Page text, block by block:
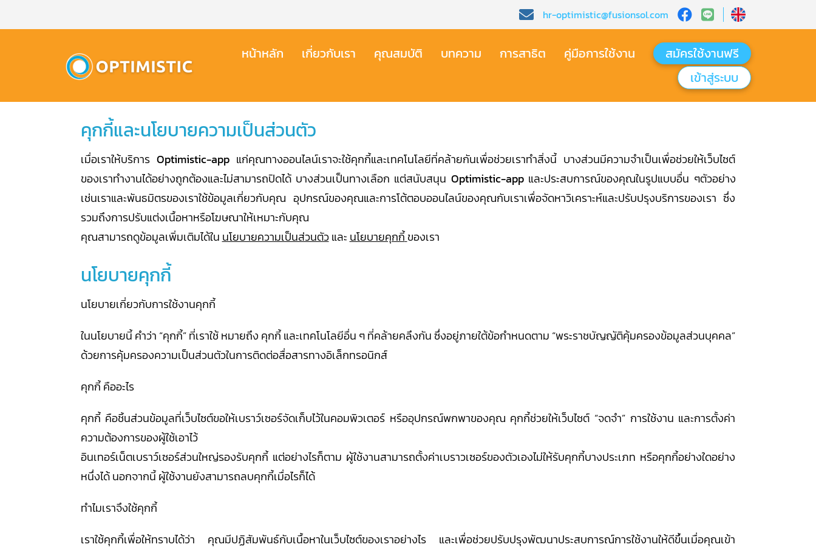
hr-optimistic@fusionsol.com
หน้าหลัก​ เกี่ยวกับเรา​ คุณสมบัติ​ บทความ การสาธิต คู่มือการใช้งาน
สมัครใช้งานฟรี
เข้าสู่ระบบ​
คุกกี้และนโยบายความเป็นส่วนตัว
เมื่อเราให้บริการ Optimistic-appแก่คุณทางออนไลน์เราจะใช้คุกกี้และเทคโนโลยีที่คล้ายกันเพื่อช่วยเราทำสิ่งนี้ บางส่วนมีความจำเป็นเพื่อช่วยให้เว็บไซต์
ของเราทำงานได้อย่างถูกต้องและไม่สามารถปิดได้ บางส่วนเป็นทางเลือก แต่สนับสนุน Optimistic-app และประสบการณ์ของคุณในรูปแบบอื่น ๆตัวอย่าง
เช่นเราและพันธมิตรของเราใช้ข้อมูลเกี่ยวกับคุณ อุปกรณ์ของคุณและการโต้ตอบออนไลน์ของคุณกับเราเพื่อจัดหาวิเคราะห์และปรับปรุงบริการของเรา ซึ่ง
รวมถึงการปรับแต่งเนื้อหาหรือโฆษณาให้เหมาะกับคุณ
คุณสามารถดูข้อมูลเพิ่มเติมได้ใน นโยบายความเป็นส่วนตัวและ นโยบายคุกกี้ ของเรา
นโยบายคุกกี้
นโยบายเกี่ยวกับการใช้งานคุกกี้
ในนโยบายนี้ คำว่า “คุกกี้” ที่เราใช้ หมายถึง คุกกี้ และเทคโนโลยีอื่น ๆ ที่คล้ายคลึงกัน ซึ่งอยู่ภายใต้ข้อกำหนดตาม “พระราชบัญญัติคุ้มครองข้อมูลส่วนบุคคล”
ด้วยการคุ้มครองความเป็นส่วนตัวในการติดต่อสื่อสารทางอิเล็กทรอนิกส์
คุกกี้ คืออะไร
คุกกี้ คือชิ้นส่วนข้อมูลที่เว็บไซต์ขอให้เบราว์เซอร์จัดเก็บไว้ในคอมพิวเตอร์ หรืออุปกรณ์พกพาของคุณ คุกกี้ช่วยให้เว็บไซต์ “จดจำ” การใช้งาน และการตั้งค่า
ความต้องการของผู้ใช้เอาไว้
อินเทอร์เน็ตเบราว์เซอร์ส่วนใหญ่รองรับคุกกี้ แต่อย่างไรก็ตาม ผู้ใช้งานสามารถตั้งค่าเบราวเซอร์ของตัวเองไม่ให้รับคุกกี้บางประเภท หรือคุกกี้อย่างใดอย่าง
หนึ่งได้ นอกจากนี้ ผู้ใช้งานยังสามารถลบคุกกี้เมื่อไรก็ได้
ทำไมเราจึงใช้คุกกี้
เราใช้คุกกี้เพื่อให้ทราบได้ว่า คุณมีปฏิสัมพันธ์กับเนื้อหาในเว็บไซต์ของเราอย่างไร และเพื่อช่วยปรับปรุงพัฒนาประสบการณ์การใช้งานให้ดีขึ้นเมื่อคุณเข้า